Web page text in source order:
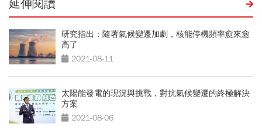
延伸閱讀
研究指出：隨著氣候變遷加劇，核能停機頻率愈來愈
高了
2021-08-11
太陽能發電的現況與挑戰，對抗氣候變遷的終極解決
方案
2021-08-06